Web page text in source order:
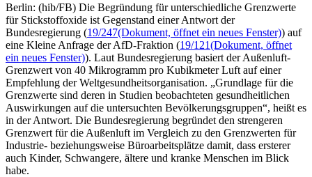
Berlin: (hib/FB) Die Begründung für unterschiedliche Grenzwerte
für Stickstoffoxide ist Gegenstand einer Antwort der
Bundesregierung (19/247(Dokument, öffnet ein neues Fenster)) auf
eine Kleine Anfrage der AfD-Fraktion (19/121(Dokument, öffnet
ein neues Fenster)). Laut Bundesregierung basiert der Außenluft-
Grenzwert von 40 Mikrogramm pro Kubikmeter Luft auf einer
Empfehlung der Weltgesundheitsorganisation. „Grundlage für die
Grenzwerte sind deren in Studien beobachteten gesundheitlichen
Auswirkungen auf die untersuchten Bevölkerungsgruppen“, heißt es
in der Antwort. Die Bundesregierung begründet den strengeren
Grenzwert für die Außenluft im Vergleich zu den Grenzwerten für
Industrie- beziehungsweise Büroarbeitsplätze damit, dass ersterer
auch Kinder, Schwangere, ältere und kranke Menschen im Blick
habe.